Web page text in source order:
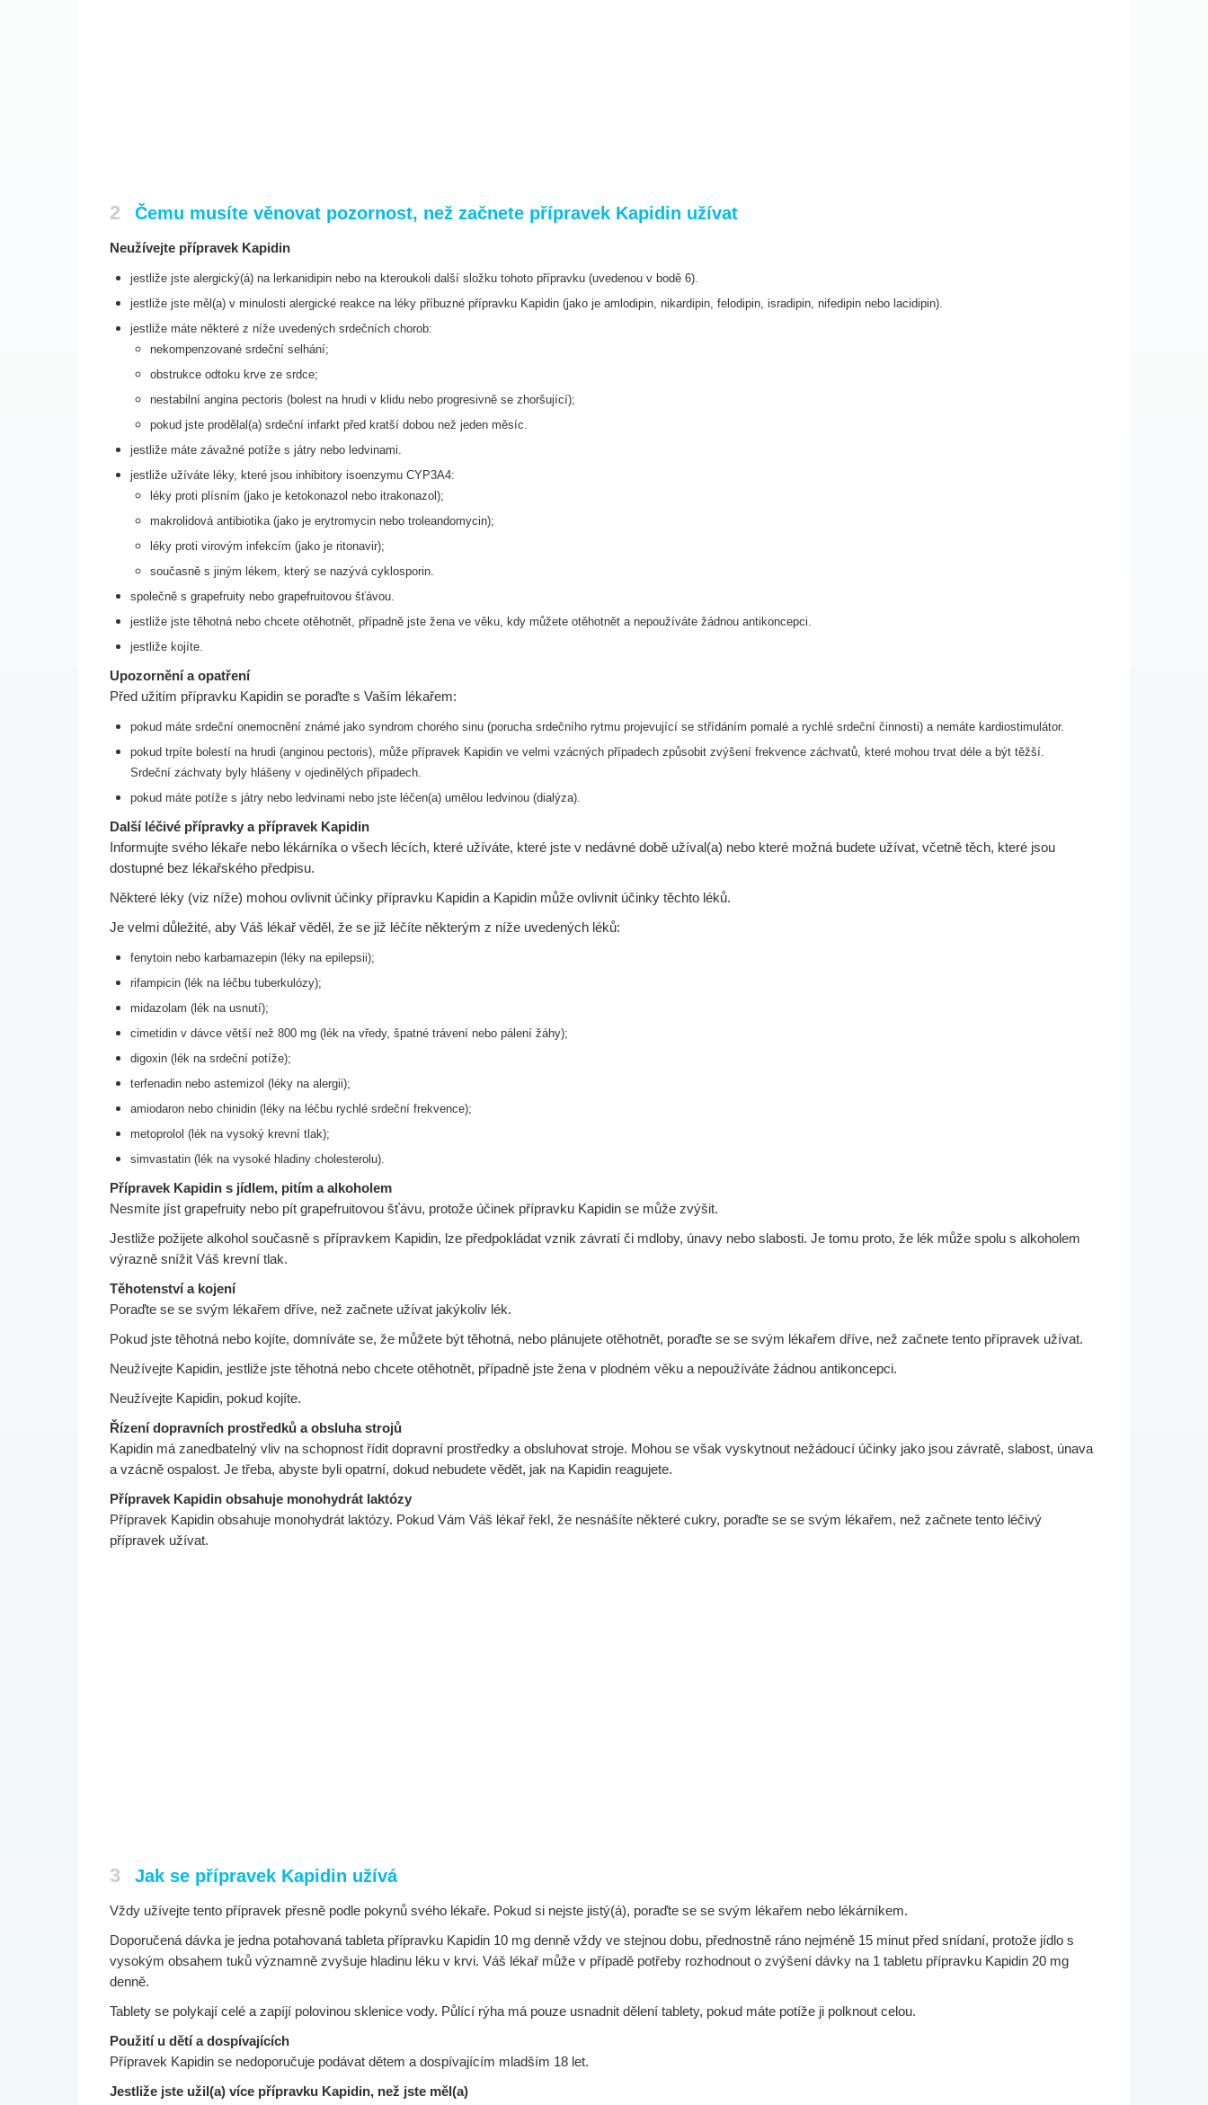
2 Čemu musíte věnovat pozornost, než začnete přípravek Kapidin užívat
Neužívejte přípravek Kapidin
jestliže jste alergický(á) na lerkanidipin nebo na kteroukoli další složku tohoto přípravku (uvedenou v bodě 6).
jestliže jste měl(a) v minulosti alergické reakce na léky příbuzné přípravku Kapidin (jako je amlodipin, nikardipin, felodipin, isradipin, nifedipin nebo lacidipin).
jestliže máte některé z níže uvedených srdečních chorob:
nekompenzované srdeční selhání;
obstrukce odtoku krve ze srdce;
nestabilní angina pectoris (bolest na hrudi v klidu nebo progresivně se zhoršující);
pokud jste prodělal(a) srdeční infarkt před kratší dobou než jeden měsíc.
jestliže máte závažné potíže s játry nebo ledvinami.
jestliže užíváte léky, které jsou inhibitory isoenzymu CYP3A4:
léky proti plísním (jako je ketokonazol nebo itrakonazol);
makrolidová antibiotika (jako je erytromycin nebo troleandomycin);
léky proti virovým infekcím (jako je ritonavir);
současně s jiným lékem, který se nazývá cyklosporin.
společně s grapefruity nebo grapefruitovou šťávou.
jestliže jste těhotná nebo chcete otěhotnět, případně jste žena ve věku, kdy můžete otěhotnět a nepoužíváte žádnou antikoncepci.
jestliže kojíte.
Upozornění a opatření
Před užitím přípravku Kapidin se poraďte s Vaším lékařem:
pokud máte srdeční onemocnění známé jako syndrom chorého sinu (porucha srdečního rytmu projevující se střídáním pomalé a rychlé srdeční činnosti) a nemáte kardiostimulátor.
pokud trpíte bolestí na hrudi (anginou pectoris), může přípravek Kapidin ve velmi vzácných případech způsobit zvýšení frekvence záchvatů, které mohou trvat déle a být těžší.
Srdeční záchvaty byly hlášeny v ojedinělých případech.
pokud máte potíže s játry nebo ledvinami nebo jste léčen(a) umělou ledvinou (dialýza).
Další léčivé přípravky a přípravek Kapidin
Informujte svého lékaře nebo lékárníka o všech lécích, které užíváte, které jste v nedávné době užíval(a) nebo které možná budete užívat, včetně těch, které jsou
dostupné bez lékařského předpisu.
Některé léky (viz níže) mohou ovlivnit účinky přípravku Kapidin a Kapidin může ovlivnit účinky těchto léků.
Je velmi důležité, aby Váš lékař věděl, že se již léčíte některým z níže uvedených léků:
fenytoin nebo karbamazepin (léky na epilepsii);
rifampicin (lék na léčbu tuberkulózy);
midazolam (lék na usnutí);
cimetidin v dávce větší než 800 mg (lék na vředy, špatné trávení nebo pálení žáhy);
digoxin (lék na srdeční potíže);
terfenadin nebo astemizol (léky na alergii);
amiodaron nebo chinidin (léky na léčbu rychlé srdeční frekvence);
metoprolol (lék na vysoký krevní tlak);
simvastatin (lék na vysoké hladiny cholesterolu).
Přípravek Kapidin s jídlem, pitím a alkoholem
Nesmíte jíst grapefruity nebo pít grapefruitovou šťávu, protože účinek přípravku Kapidin se může zvýšit.
Jestliže požijete alkohol současně s přípravkem Kapidin, lze předpokládat vznik závratí či mdloby, únavy nebo slabosti. Je tomu proto, že lék může spolu s alkoholem
výrazně snížit Váš krevní tlak.
Těhotenství a kojení
Poraďte se se svým lékařem dříve, než začnete užívat jakýkoliv lék.
Pokud jste těhotná nebo kojíte, domníváte se, že můžete být těhotná, nebo plánujete otěhotnět, poraďte se se svým lékařem dříve, než začnete tento přípravek užívat.
Neužívejte Kapidin, jestliže jste těhotná nebo chcete otěhotnět, případně jste žena v plodném věku a nepoužíváte žádnou antikoncepci.
Neužívejte Kapidin, pokud kojíte.
Řízení dopravních prostředků a obsluha strojů
Kapidin má zanedbatelný vliv na schopnost řídit dopravní prostředky a obsluhovat stroje. Mohou se však vyskytnout nežádoucí účinky jako jsou závratě, slabost, únava
a vzácně ospalost. Je třeba, abyste byli opatrní, dokud nebudete vědět, jak na Kapidin reagujete.
Přípravek Kapidin obsahuje monohydrát laktózy
Přípravek Kapidin obsahuje monohydrát laktózy. Pokud Vám Váš lékař řekl, že nesnášíte některé cukry, poraďte se se svým lékařem, než začnete tento léčivý
přípravek užívat.
3 Jak se přípravek Kapidin užívá
Vždy užívejte tento přípravek přesně podle pokynů svého lékaře. Pokud si nejste jistý(á), poraďte se se svým lékařem nebo lékárníkem.
Doporučená dávka je jedna potahovaná tableta přípravku Kapidin 10 mg denně vždy ve stejnou dobu, přednostně ráno nejméně 15 minut před snídaní, protože jídlo s
vysokým obsahem tuků významně zvyšuje hladinu léku v krvi. Váš lékař může v případě potřeby rozhodnout o zvýšení dávky na 1 tabletu přípravku Kapidin 20 mg
denně.
Tablety se polykají celé a zapíjí polovinou sklenice vody. Půlící rýha má pouze usnadnit dělení tablety, pokud máte potíže ji polknout celou.
Použití u dětí a dospívajících
Přípravek Kapidin se nedoporučuje podávat dětem a dospívajícím mladším 18 let.
Jestliže jste užil(a) více přípravku Kapidin, než jste měl(a)